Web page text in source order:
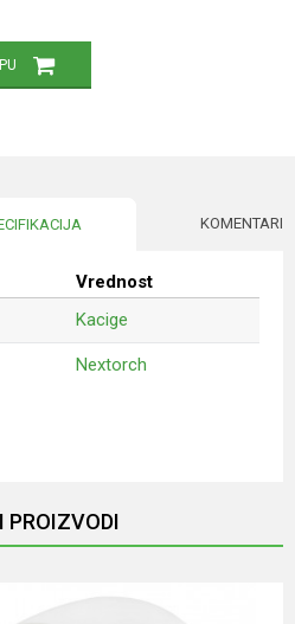
KOMENTARI
Vrednost
Kacige
Nextorch
PROIZVODI